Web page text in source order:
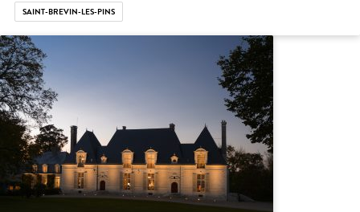
SAINT-BREVIN-LES-PINS